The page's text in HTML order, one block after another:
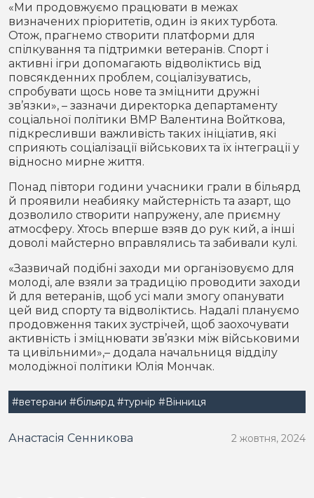
«Ми продовжуємо працювати в межах
визначених пріоритетів, один із яких турбота.
Отож, прагнемо створити платформи для
спілкування та підтримки ветеранів. Спорт і
активні ігри допомагають відволіктись від
повсякденних проблем, соціалізуватись,
спробувати щось нове та зміцнити дружні
зв’язки», – зазначи директорка департаменту
соціальної політики ВМР Валентина Войткова,
підкресливши важливість таких ініціатив, які
сприяють соціалізації військових та їх інтеграції у
відносно мирне життя.
Понад півтори години учасники грали в більярд
й проявили неабияку майстерність та азарт, що
дозволило створити напружену, але приємну
атмосферу. Хтось вперше взяв до рук кий, а інші
доволі майстерно вправлялись та забивали кулі.
«Зазвичай подібні заходи ми організовуємо для
молоді, але взяли за традицію проводити заходи
й для ветеранів, щоб усі мали змогу опанувати
цей вид спорту та відволіктись. Надалі плануємо
продовження таких зустрічей, щоб заохочувати
активність і зміцнювати зв’язки між військовими
та цивільними»,– додала начальниця відділу
молодіжної політики Юлія Мончак.
#ветерани #більярд #турнір #Вінниця
Анастасія Сенникова 2 жовтня, 2024